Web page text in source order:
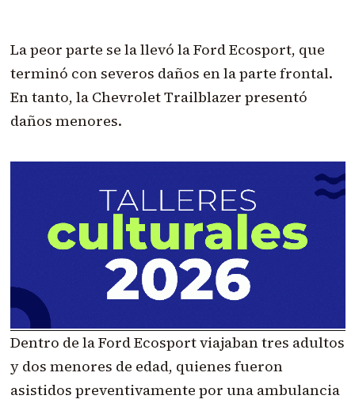
La peor parte se la llevó la Ford Ecosport, que
terminó con severos daños en la parte frontal.
En tanto, la Chevrolet Trailblazer presentó
daños menores.
Dentro de la Ford Ecosport viajaban tres adultos
y dos menores de edad, quienes fueron
asistidos preventivamente por una ambulancia